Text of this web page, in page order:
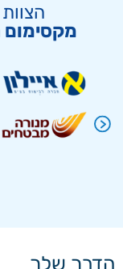
מקסימום
הדרך שלך